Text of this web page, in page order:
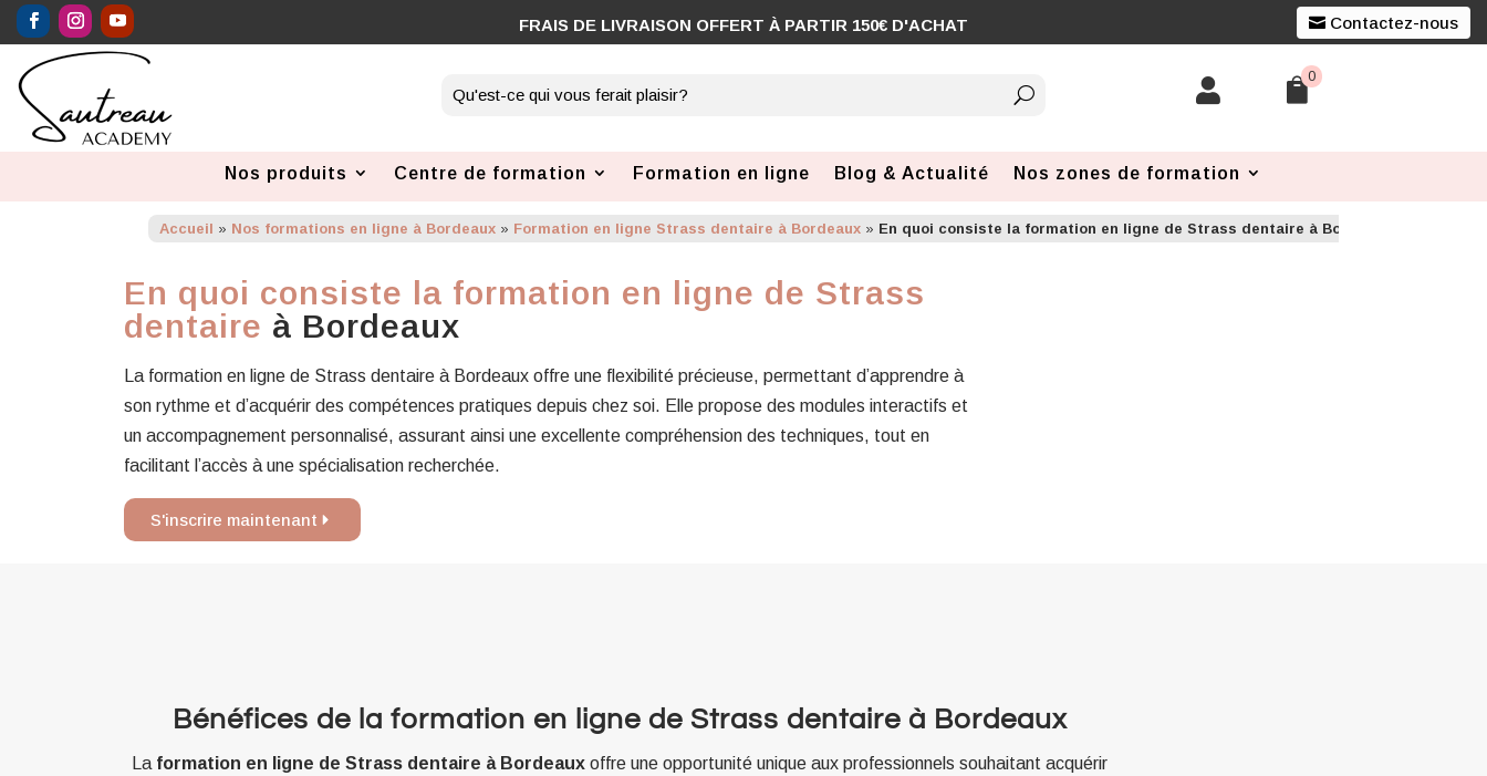
FRAIS DE LIVRAISON OFFERT À PARTIR 150€ D'ACHAT Contactez-nous
 0
Nos produits Centre de formation Formation en ligne Blog & Actualité Nos zones de formation
Accueil » Nos formations en ligne à Bordeaux » Formation en ligne Strass dentaire à Bordeaux » En quoi consiste la formation en ligne de Strass dentaire à Bordeaux
En quoi consiste la formation en ligne de Strass
dentaire à Bordeaux
La formation en ligne de Strass dentaire à Bordeaux offre une flexibilité précieuse, permettant d’apprendre à
son rythme et d’acquérir des compétences pratiques depuis chez soi. Elle propose des modules interactifs et
un accompagnement personnalisé, assurant ainsi une excellente compréhension des techniques, tout en
facilitant l’accès à une spécialisation recherchée.
S'inscrire maintenant
Bénéfices de la formation en ligne de Strass dentaire à Bordeaux
La formation en ligne de Strass dentaire à Bordeaux offre une opportunité unique aux professionnels souhaitant acquérir